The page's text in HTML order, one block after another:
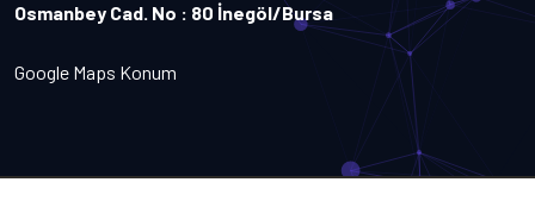
Osmanbey Cad. No : 80 İnegöl/Bursa
Google Maps Konum